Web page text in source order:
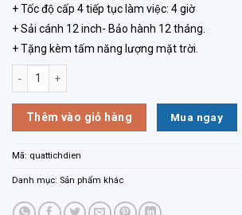
+ Tốc độ cấp 4 tiếp tục làm việc: 4 giờ
+ Sải cánh 12 inch- Bảo hành 12 tháng.
+ Tặng kèm tấm năng lượng mặt trời.
Quạt sạc tích điện JYSUPER Cổng Sạc USB,
Thêm vào giỏ hàng Mua ngay
Mã: quattichdien
Danh mục: Sản phẩm khác